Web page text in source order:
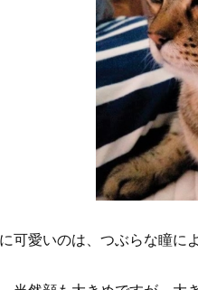
可愛いのは、つぶらな瞳に